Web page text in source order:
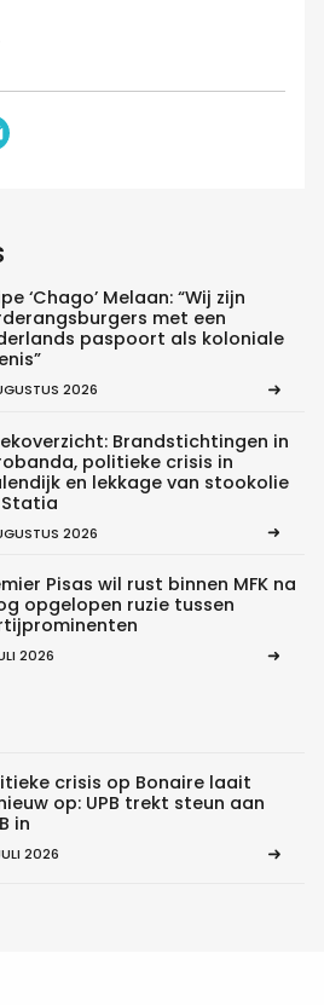
‘Chago’ Melaan: “Wij zijn
met een
paspoort als koloniale
2026
Brandstichtingen in
politieke crisis in
en lekkage van stookolie
2026
Pisas wil rust binnen MFK na
opgelopen ruzie tussen
2026
crisis op Bonaire laait
op: UPB trekt steun aan
in
2026